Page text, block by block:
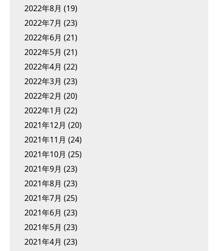
2022年8月 (19)
2022年7月 (23)
2022年6月 (21)
2022年5月 (21)
2022年4月 (22)
2022年3月 (23)
2022年2月 (20)
2022年1月 (22)
2021年12月 (20)
2021年11月 (24)
2021年10月 (25)
2021年9月 (23)
2021年8月 (23)
2021年7月 (25)
2021年6月 (23)
2021年5月 (23)
2021年4月 (23)